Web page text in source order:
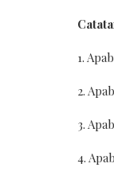
1.
2.
3.
4.